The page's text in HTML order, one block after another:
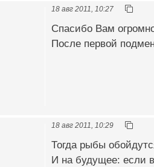
18 авг 2011, 10:27
Спасибо Вам
После первой
18 авг 2011, 10:29
Тогда рыбы
И на будущее: если